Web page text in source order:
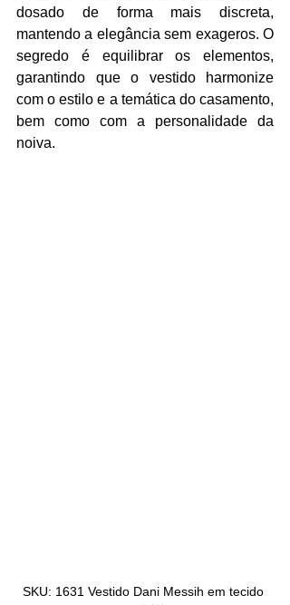
dosado de forma mais discreta,
mantendo a elegância sem exageros. O
segredo é equilibrar os elementos,
garantindo que o vestido harmonize
com o estilo e a temática do casamento,
bem como com a personalidade da
noiva.
SKU: 1631 Vestido Dani Messih em tecido